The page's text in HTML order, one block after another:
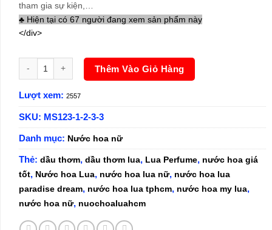
tham gia sự kiện,…
♣ Hiện tại có 67 người đang xem sản phẩm này
</div>
Nước Hoa Nữ Lua Paradise Dream 50ml số lượng
Thêm Vào Giỏ Hàng
Lượt xem: 2557
SKU: MS123-1-2-3-3
Danh mục: Nước hoa nữ
Thẻ: dầu thơm, dầu thơm lua, Lua Perfume, nước hoa giá
tốt, Nước hoa Lua, nước hoa lua nữ, nước hoa lua
paradise dream, nước hoa lua tphcm, nước hoa my lua,
nước hoa nữ, nuochoaluahcm